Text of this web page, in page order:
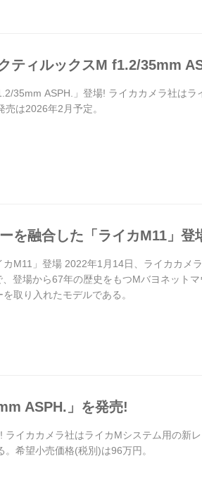
ティルックスM f1.2/35mm
35mm ASPH.」登場! ライカカメラ社はラ
は2026年2月予定。
を融合した「ライカM11」登
M11」登場 2022年1月14日、ライカカメ
登場から67年の歴史をもつMバヨネット
取り入れたモデルである。
ASPH.」を発売!
イカカメラ社はライカMシステム用の新
希望小売価格(税別)は96万円。